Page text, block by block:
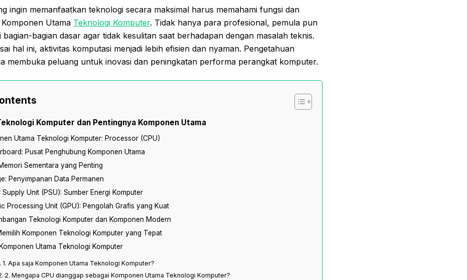
ingin memanfaatkan teknologi secara maksimal harus memahami fungsi dan
Utama Teknologi Komputer. Tidak hanya para profesional, pemula pun
bagian-bagian dasar agar tidak kesulitan saat berhadapan dengan masalah teknis.
hal ini, aktivitas komputasi menjadi lebih efisien dan nyaman. Pengetahuan
membuka peluang untuk inovasi dan peningkatan performa perangkat komputer.
Komputer dan Pentingnya Komponen Utama
Utama Teknologi Komputer: Processor (CPU)
Pusat Penghubung Komponen Utama
Sementara yang Penting
Penyimpanan Data Permanen
Supply Unit (PSU): Sumber Energi Komputer
Processing Unit (GPU): Pengolah Grafis yang Kuat
Teknologi Komputer dan Komponen Modern
Komponen Teknologi Komputer yang Tepat
Utama Teknologi Komputer
1. Apa saja Komponen Utama Teknologi Komputer?
2. Mengapa CPU dianggap sebagai Komponen Utama Teknologi Komputer?